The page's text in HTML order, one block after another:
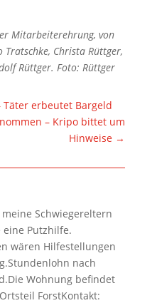
Mitarbeiterehrung, von
Christa Rüttger,
Rüttger. Foto: Rüttger
erbeutet Bargeld
– Kripo bittet um
Hinweise →
Schwiegereltern
eine Putzhilfe.
wären Hilfestellungen
nach
Wohnung befindet
ForstKontakt: